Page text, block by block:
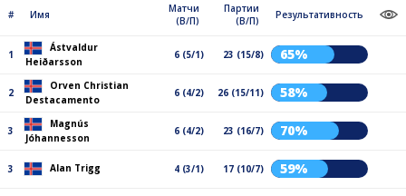
# Имя
Матчи
(В/П)
Партии
(В/П)
Результативность
1
Ástvaldur
Heiðarsson
6 (5/1) 23 (15/8) 65%
2
Orven Christian
Destacamento
6 (4/2) 26 (15/11) 58%
3
Magnús
Jóhannesson
6 (4/2) 23 (16/7) 70%
3 Alan Trigg 4 (3/1) 17 (10/7) 59%